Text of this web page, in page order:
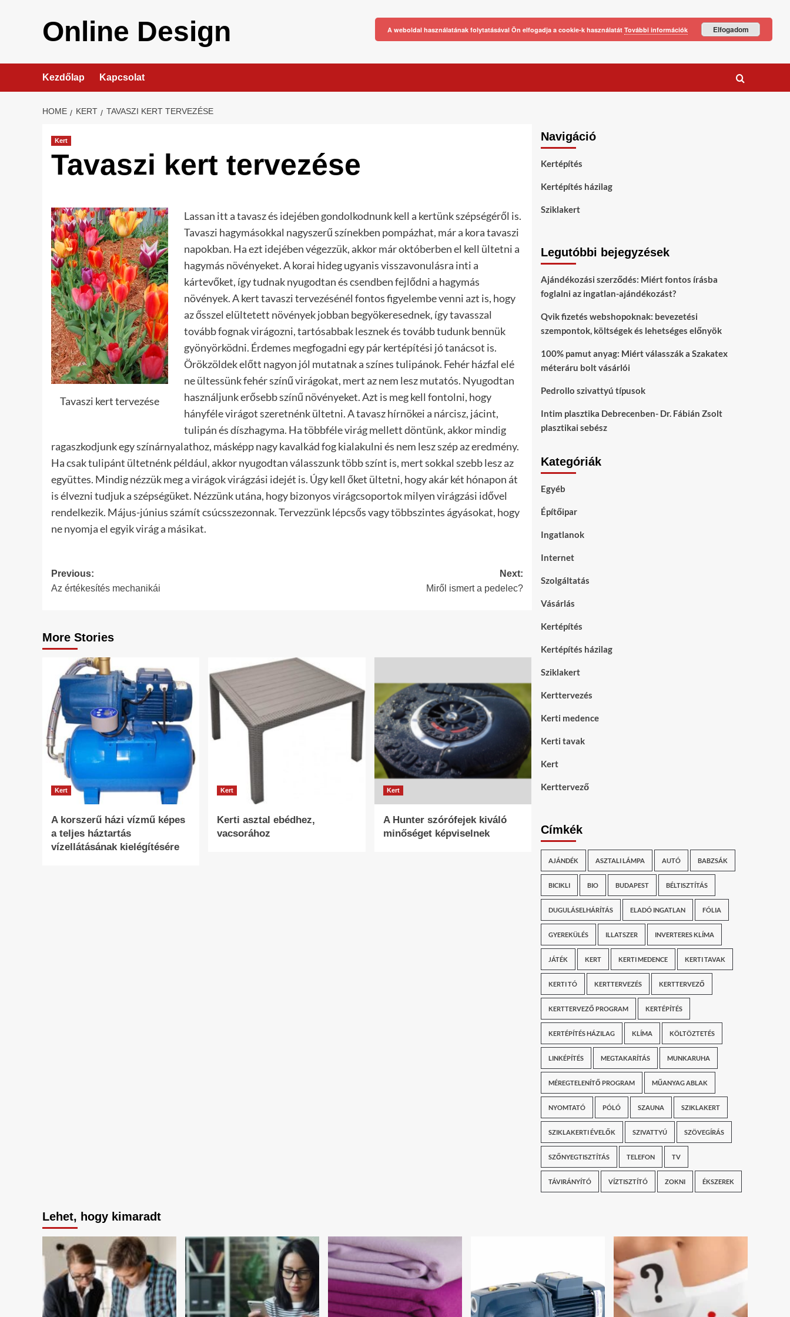
Online Design
Kezdőlap Kapcsolat
HOME KERT TAVASZI KERT TERVEZÉSE
Kert
Tavaszi kert tervezése
Tavaszi kert tervezése
Lassan itt a tavasz és idejében gondolkodnunk kell a kertünk szépségéről is.
Tavaszi hagymásokkal nagyszerű színekben pompázhat, már a kora tavaszi
napokban. Ha ezt idejében végezzük, akkor már októberben el kell ültetni a
hagymás növényeket. A korai hideg ugyanis visszavonulásra inti a
kártevőket, így tudnak nyugodtan és csendben fejlődni a hagymás
növények. A kert tavaszi tervezésénél fontos figyelembe venni azt is, hogy
az ősszel elültetett növények jobban begyökeresednek, így tavasszal
tovább fognak virágozni, tartósabbak lesznek és tovább tudunk bennük
gyönyörködni. Érdemes megfogadni egy pár kertépítési jó tanácsot is.
Örökzöldek előtt nagyon jól mutatnak a színes tulipánok. Fehér házfal elé
ne ültessünk fehér színű virágokat, mert az nem lesz mutatós. Nyugodtan
használjunk erősebb színű növényeket. Azt is meg kell fontolni, hogy
hányféle virágot szeretnénk ültetni. A tavasz hírnökei a nárcisz, jácint,
tulipán és díszhagyma. Ha többféle virág mellett döntünk, akkor mindig
ragaszkodjunk egy színárnyalathoz, másképp nagy kavalkád fog kialakulni és nem lesz szép az eredmény.
Ha csak tulipánt ültetnénk például, akkor nyugodtan válasszunk több színt is, mert sokkal szebb lesz az
együttes. Mindig nézzük meg a virágok virágzási idejét is. Úgy kell őket ültetni, hogy akár két hónapon át
is élvezni tudjuk a szépségüket. Nézzünk utána, hogy bizonyos virágcsoportok milyen virágzási idővel
rendelkezik. Május-június számít csúcsszezonnak. Tervezzünk lépcsős vagy többszintes ágyásokat, hogy
ne nyomja el egyik virág a másikat.
Post
navigation
Previous:
Az értékesítés mechanikái
Next:
Miről ismert a pedelec?
More Stories
Kert
A korszerű házi vízmű képes
a teljes háztartás
vízellátásának kielégítésére
Kert
Kerti asztal ebédhez,
vacsorához
Kert
A Hunter szórófejek kiváló
minőséget képviselnek
Navigáció
Kertépítés
Kertépítés házilag
Sziklakert
Legutóbbi bejegyzések
Ajándékozási szerződés: Miért fontos írásba
foglalni az ingatlan-ajándékozást?
Qvik fizetés webshopoknak: bevezetési
szempontok, költségek és lehetséges előnyök
100% pamut anyag: Miért válasszák a Szakatex
méteráru bolt vásárlói
Pedrollo szivattyú típusok
Intim plasztika Debrecenben- Dr. Fábián Zsolt
plasztikai sebész
Kategóriák
Egyéb
Építőipar
Ingatlanok
Internet
Szolgáltatás
Vásárlás
Kertépítés
Kertépítés házilag
Sziklakert
Kerttervezés
Kerti medence
Kerti tavak
Kert
Kerttervező
Címkék
AJÁNDÉK ASZTALI LÁMPA AUTÓ BABZSÁK
BICIKLI BIO BUDAPEST BÉLTISZTÍTÁS
DUGULÁSELHÁRÍTÁS ELADÓ INGATLAN FÓLIA
GYEREKÜLÉS ILLATSZER INVERTERES KLÍMA
JÁTÉK KERT KERTI MEDENCE KERTI TAVAK
KERTI TÓ KERTTERVEZÉS KERTTERVEZŐ
KERTTERVEZŐ PROGRAM KERTÉPÍTÉS
KERTÉPÍTÉS HÁZILAG KLÍMA KÖLTÖZTETÉS
LINKÉPÍTÉS MEGTAKARÍTÁS MUNKARUHA
MÉREGTELENÍTŐ PROGRAM MŰANYAG ABLAK
NYOMTATÓ PÓLÓ SZAUNA SZIKLAKERT
SZIKLAKERTI ÉVELŐK SZIVATTYÚ SZÖVEGÍRÁS
SZŐNYEGTISZTÍTÁS TELEFON TV
TÁVIRÁNYÍTÓ VÍZTISZTÍTÓ ZOKNI ÉKSZEREK
Lehet, hogy kimaradt
A weboldal használatának folytatásával Ön elfogadja a cookie-k használatát További információk Elfogadom